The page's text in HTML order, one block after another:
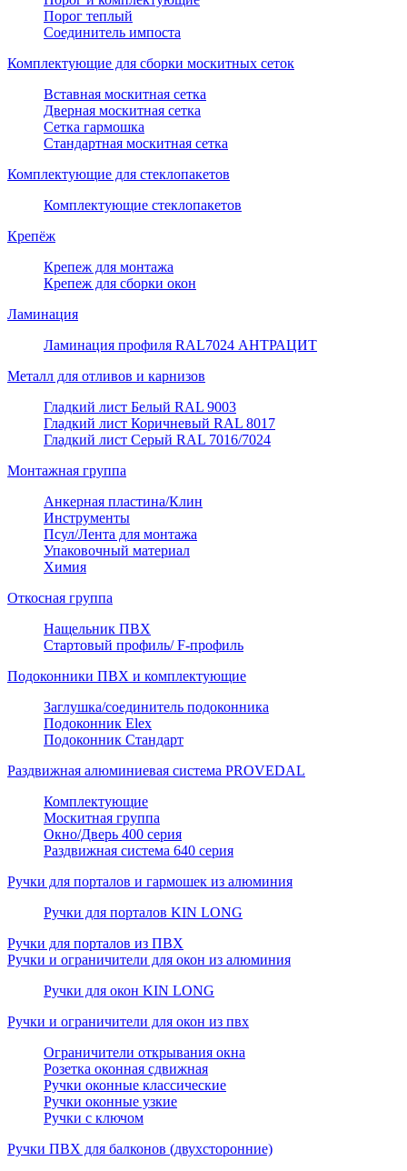
Порог теплый
Соединитель импоста
Комплектующие для сборки москитных сеток
Вставная москитная сетка
Дверная москитная сетка
Сетка гармошка
Стандартная москитная сетка
Комплектующие для стеклопакетов
Комплектующие стеклопакетов
Крепёж
Крепеж для монтажа
Крепеж для сборки окон
Ламинация
Ламинация профиля RAL7024 АНТРАЦИТ
Металл для отливов и карнизов
Гладкий лист Белый RAL 9003
Гладкий лист Коричневый RAL 8017
Гладкий лист Серый RAL 7016/7024
Монтажная группа
Анкерная пластина/Клин
Инструменты
Псул/Лента для монтажа
Упаковочный материал
Химия
Откосная группа
Нащельник ПВХ
Стартовый профиль/ F-профиль
Подоконники ПВХ и комплектующие
Заглушка/соединитель подоконника
Подоконник Elex
Подоконник Стандарт
Раздвижная алюминиевая система PROVEDAL
Комплектующие
Москитная группа
Окно/Дверь 400 серия
Раздвижная система 640 серия
Ручки для порталов и гармошек из алюминия
Ручки для порталов KIN LONG
Ручки для порталов из ПВХ
Ручки и ограничители для окон из алюминия
Ручки для окон KIN LONG
Ручки и ограничители для окон из пвх
Ограничители открывания окна
Розетка оконная сдвижная
Ручки оконные классические
Ручки оконные узкие
Ручки с ключом
Ручки ПВХ для балконов (двухсторонние)